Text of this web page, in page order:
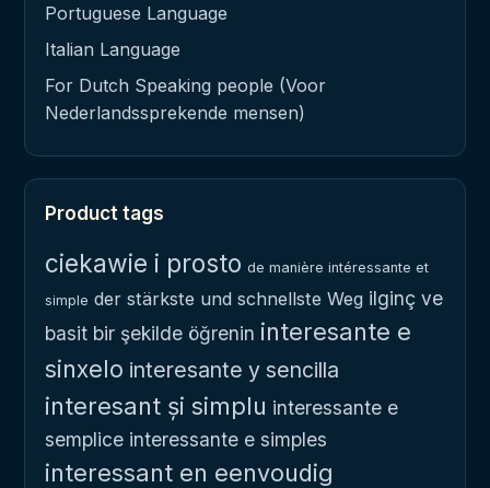
Portuguese Language
Italian Language
For Dutch Speaking people (Voor
Nederlandssprekende mensen)
Product tags
ciekawie i prosto de manière intéressante et
simple der stärkste und schnellste Weg ilginç ve
basit bir şekilde öğrenin interesante e
sinxelo interesante y sencilla
interesant și simplu interessante e
semplice interessante e simples
interessant en eenvoudig